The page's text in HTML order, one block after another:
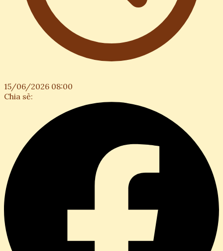
15/06/2026 08:00
Chia sẻ: